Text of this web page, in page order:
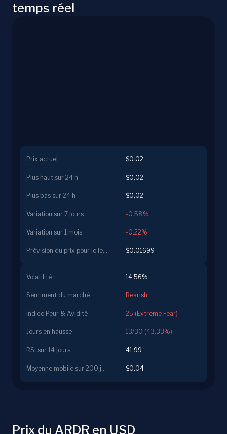
temps réel
Prix actuel $0.02
Plus haut sur 24 h $0.02
Plus bas sur 24 h $0.02
Variation sur 7 jours -0.58%
Variation sur 1 mois -0.22%
Prévision du prix pour le lendemain $0.01699
Volatilité 14.56%
Sentiment du marché Bearish
Indice Peur & Avidité 25 (Extreme Fear)
Jours en hausse 13/30 (43.33%)
RSI sur 14 jours 41.99
Moyenne mobile sur 200 jours $0.04
Prix du ARDR en USD